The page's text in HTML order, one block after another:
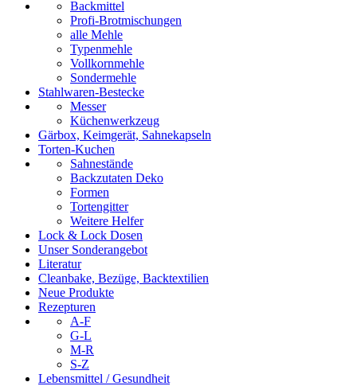
Backmittel
Profi-Brotmischungen
alle Mehle
Typenmehle
Vollkornmehle
Sondermehle
Stahlwaren-Bestecke
Messer
Küchenwerkzeug
Gärbox, Keimgerät, Sahnekapseln
Torten-Kuchen
Sahnestände
Backzutaten Deko
Formen
Tortengitter
Weitere Helfer
Lock & Lock Dosen
Unser Sonderangebot
Literatur
Cleanbake, Bezüge, Backtextilien
Neue Produkte
Rezepturen
A-F
G-L
M-R
S-Z
Lebensmittel / Gesundheit